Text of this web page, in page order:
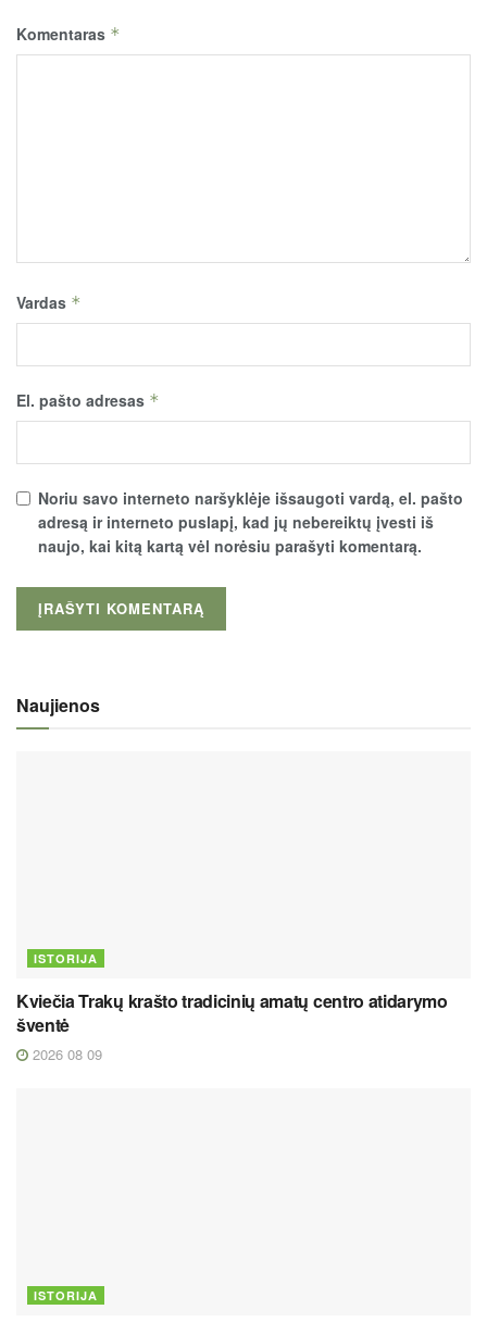
Komentaras *
Vardas *
El. pašto adresas *
Noriu savo interneto naršyklėje išsaugoti vardą, el. pašto
adresą ir interneto puslapį, kad jų nebereiktų įvesti iš
naujo, kai kitą kartą vėl norėsiu parašyti komentarą.
Naujienos
ISTORIJA
Kviečia Trakų krašto tradicinių amatų centro atidarymo
šventė
2026 08 09
ISTORIJA